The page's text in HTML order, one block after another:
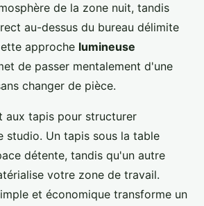
de la zone nuit, tandis
au-dessus du bureau délimite
approche lumineuse
de passer mentalement d'une
changer de pièce.
aux tapis pour structurer
studio. Un tapis sous la table
détente, tandis qu'un autre
votre zone de travail.
et économique transforme un